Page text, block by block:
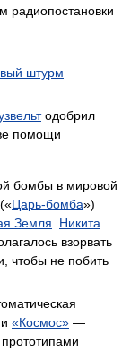
радиопостановки
штурм
одобрил
помощи
бомбы в мировой
(«Царь-бомба»)
Земля
Никита
взорвать
чтобы не побить
«Космос» —
прототипами